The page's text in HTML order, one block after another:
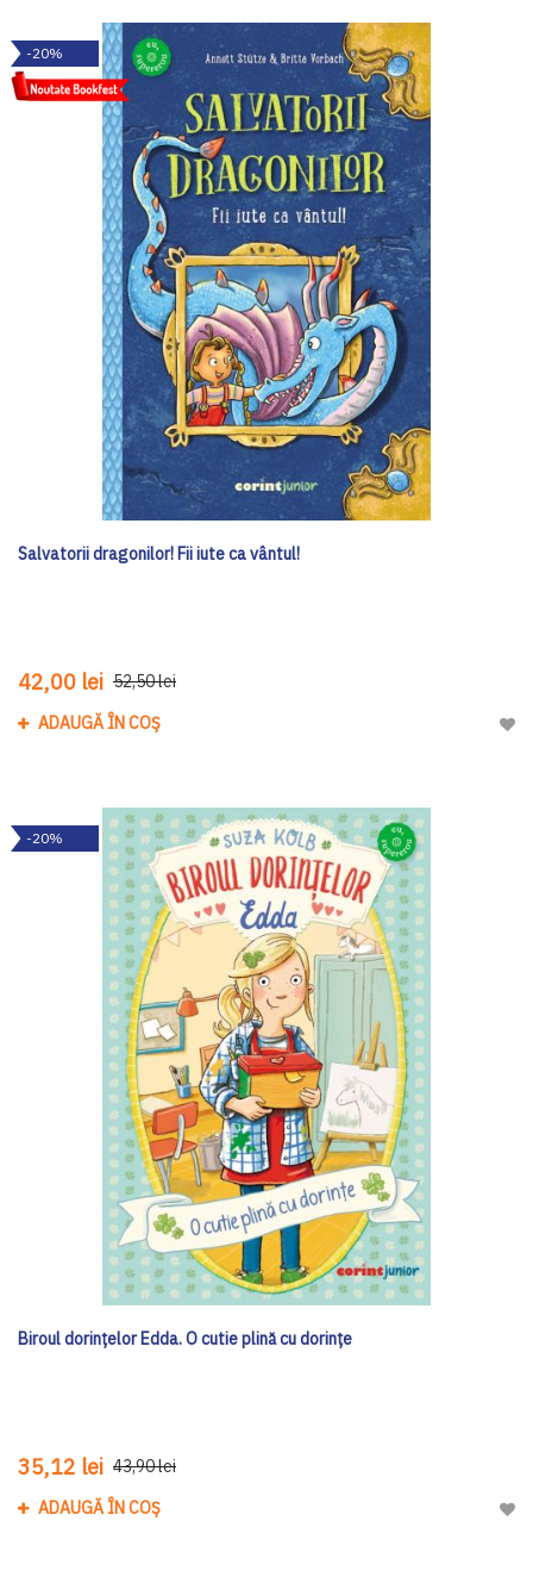
-20%
Salvatorii dragonilor! Fii iute ca vântul!
42,00 lei 52,50 lei
ADAUGĂ ÎN COȘ
-20%
Biroul dorințelor Edda. O cutie plină cu dorințe
35,12 lei 43,90 lei
ADAUGĂ ÎN COȘ